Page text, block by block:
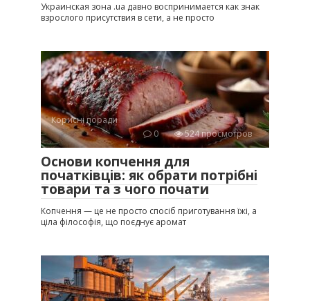
Украинская зона .ua давно воспринимается как знак
взрослого присутствия в сети, а не просто
Корисні поради
0
524 просмотров
Основи копчення для
початківців: як обрати потрібні
товари та з чого почати
Копчення — це не просто спосіб приготування їжі, а
ціла філософія, що поєднує аромат